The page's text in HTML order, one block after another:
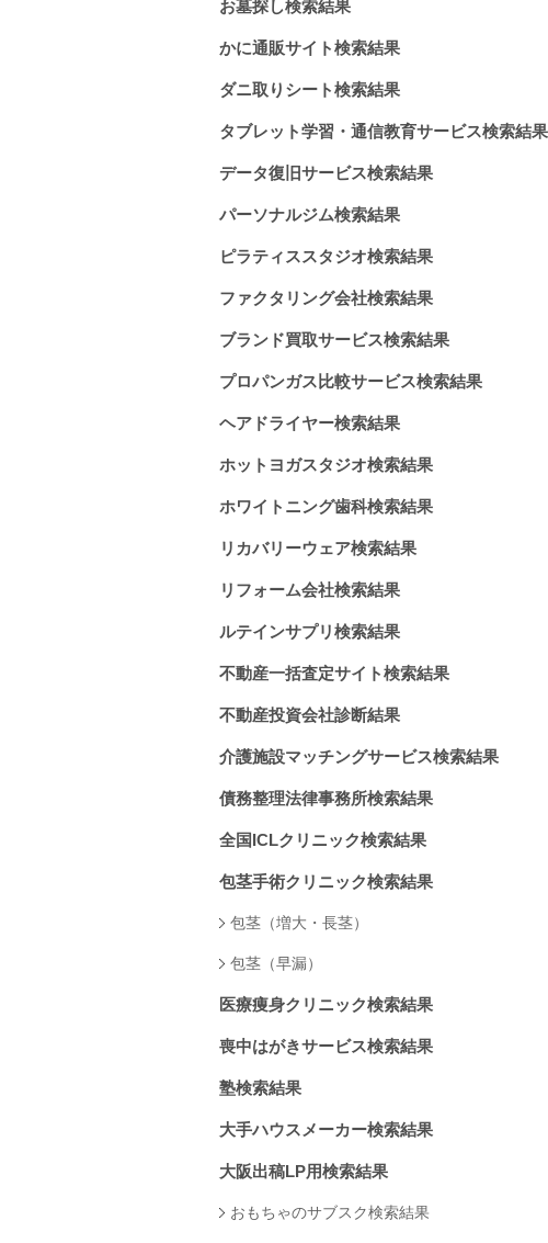
お墓探し検索結果
かに通販サイト検索結果
ダニ取りシート検索結果
タブレット学習・通信教育サービス検索結果
データ復旧サービス検索結果
パーソナルジム検索結果
ピラティススタジオ検索結果
ファクタリング会社検索結果
ブランド買取サービス検索結果
プロパンガス比較サービス検索結果
ヘアドライヤー検索結果
ホットヨガスタジオ検索結果
ホワイトニング歯科検索結果
リカバリーウェア検索結果
リフォーム会社検索結果
ルテインサプリ検索結果
不動産一括査定サイト検索結果
不動産投資会社診断結果
介護施設マッチングサービス検索結果
債務整理法律事務所検索結果
全国ICLクリニック検索結果
包茎手術クリニック検索結果
包茎（増大・長茎）
包茎（早漏）
医療痩身クリニック検索結果
喪中はがきサービス検索結果
塾検索結果
大手ハウスメーカー検索結果
大阪出稿LP用検索結果
おもちゃのサブスク検索結果